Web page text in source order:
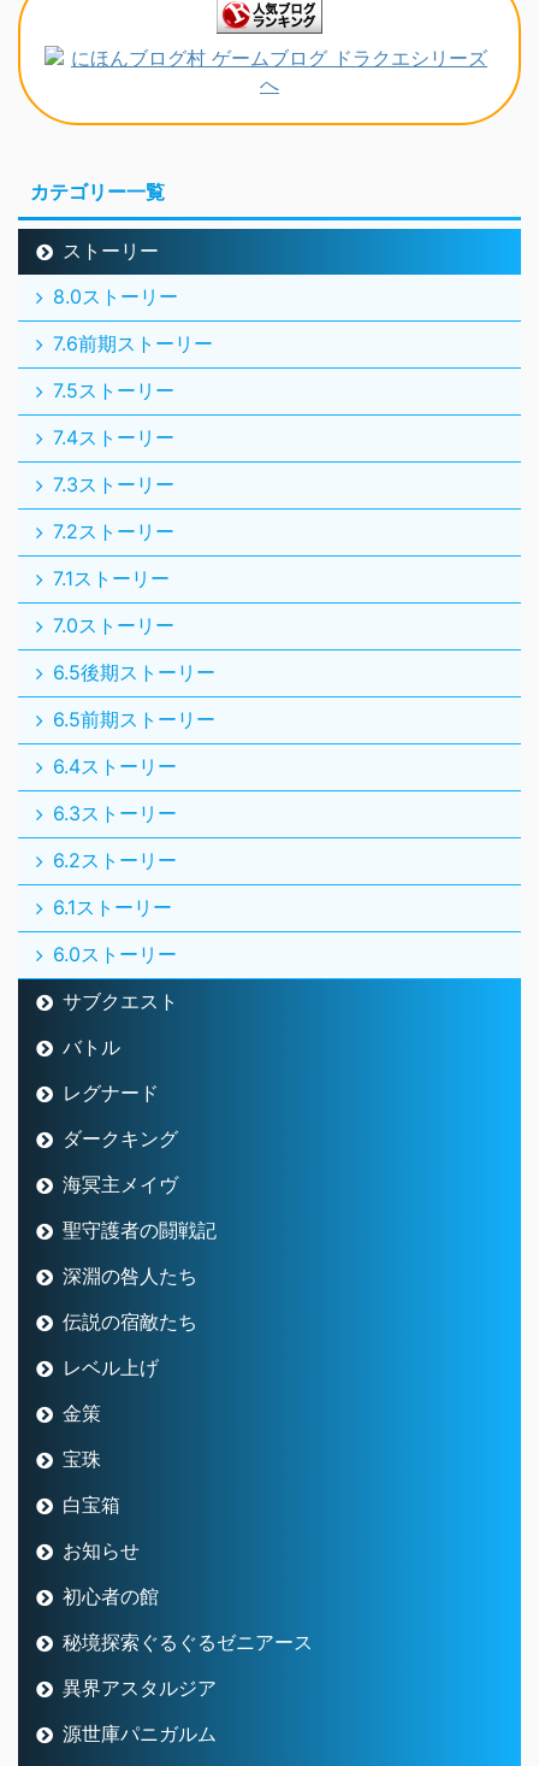
カテゴリー一覧
ストーリー
8.0ストーリー
7.6前期ストーリー
7.5ストーリー
7.4ストーリー
7.3ストーリー
7.2ストーリー
7.1ストーリー
7.0ストーリー
6.5後期ストーリー
6.5前期ストーリー
6.4ストーリー
6.3ストーリー
6.2ストーリー
6.1ストーリー
6.0ストーリー
サブクエスト
バトル
レグナード
ダークキング
海冥主メイヴ
聖守護者の闘戦記
深淵の咎人たち
伝説の宿敵たち
レベル上げ
金策
宝珠
白宝箱
お知らせ
初心者の館
秘境探索ぐるぐるゼニアース
異界アスタルジア
源世庫パニガルム